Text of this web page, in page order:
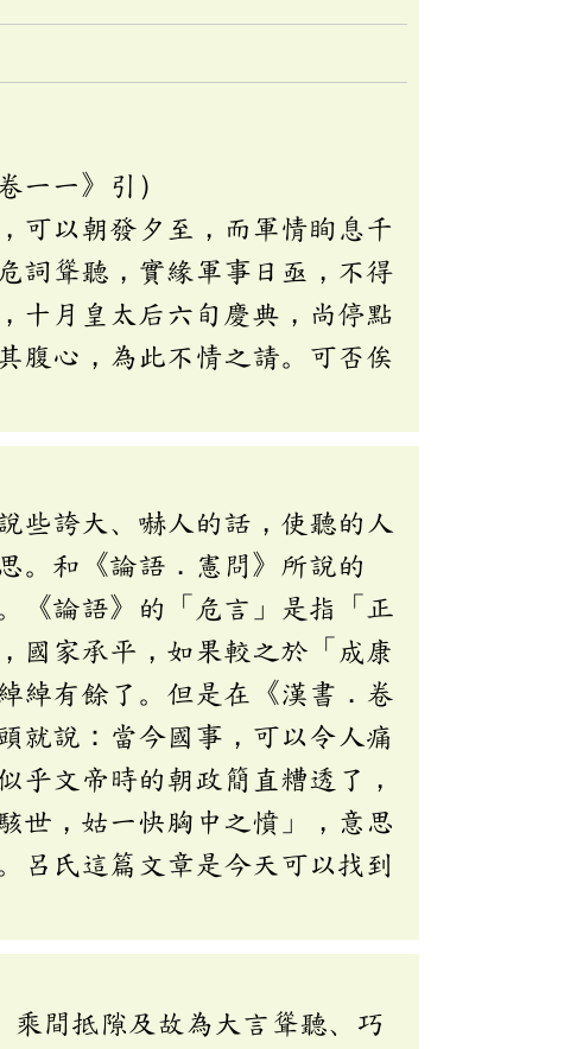
一一》引）
可以朝發夕至，而軍情眴息千
詞聳聽，實緣軍事日亟，不得
十月皇太后六旬慶典，尚停點
腹心，為此不情之請。可否俟
些誇大、嚇人的話，使聽的人
。和《論語．憲問》所說的
《論語》的「危言」是指「正
國家承平，如果較之於「成康
綽有餘了。但是在《漢書．卷
就說：當今國事，可以令人痛
乎文帝時的朝政簡直糟透了，
世，姑一快胸中之憤」，意思
呂氏這篇文章是今天可以找到
間抵隙及故為大言聳聽、巧